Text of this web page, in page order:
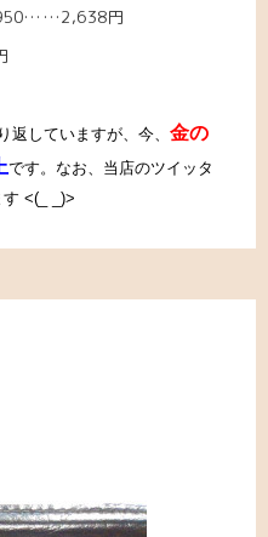
円
返していますが、今、 金の
です。なお、当店のツイッタ
<(_ _)>